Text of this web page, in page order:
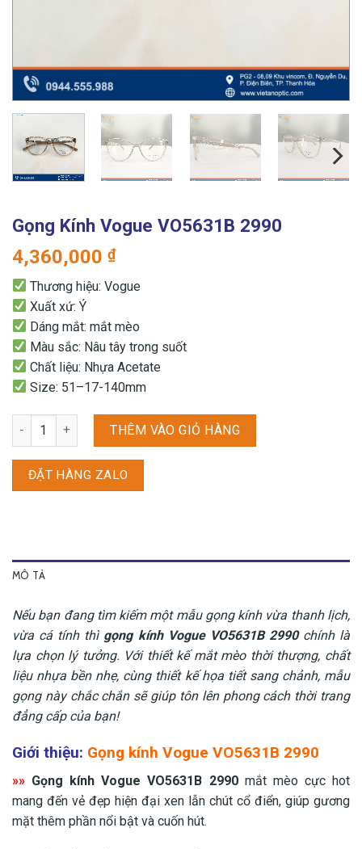
Gọng Kính Vogue VO5631B 2990
4,360,000 ₫
Thương hiệu: Vogue
Xuất xứ: Ý
Dáng mắt: mắt mèo
Màu sắc: Nâu tây trong suốt
Chất liệu: Nhựa Acetate
Size: 51–17-140mm
Gọng kính Vogue VO5631B 2990 số lượng
THÊM VÀO GIỎ HÀNG
ĐẶT HÀNG ZALO
MÔ TẢ
Nếu bạn đang tìm kiếm một mẫu gọng kính vừa thanh lịch,
vừa cá tính thì gọng kính Vogue VO5631B 2990chính là
lựa chọn lý tưởng. Với thiết kế mắt mèo thời thượng, chất
liệu nhựa bền nhẹ, cùng thiết kế họa tiết sang chảnh, mẫu
gọng này chắc chắn sẽ giúp tôn lên phong cách thời trang
đẳng cấp của bạn!
Giới thiệu: Gọng kính Vogue VO5631B 2990
»» Gọng kính Vogue VO5631B 2990mắt mèo cực hot
mang đến vẻ đẹp hiện đại xen lẫn chút cổ điển, giúp gương
mặt thêm phần nổi bật và cuốn hút.